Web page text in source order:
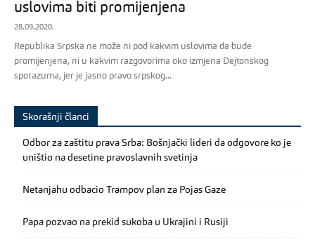
uslovima biti promijenjena
28.09.2020.
Republika Srpska ne može ni pod kakvim uslovima da bude
promijenjena, ni u kakvim razgovorima oko izmjena Dejtonskog
sporazuma, jer je jasno pravo srpskog...
Skorašnji članci
Odbor za zaštitu prava Srba: Bošnjački lideri da odgovore ko je
uništio na desetine pravoslavnih svetinja
Netanjahu odbacio Trampov plan za Pojas Gaze
Papa pozvao na prekid sukoba u Ukrajini i Rusiji